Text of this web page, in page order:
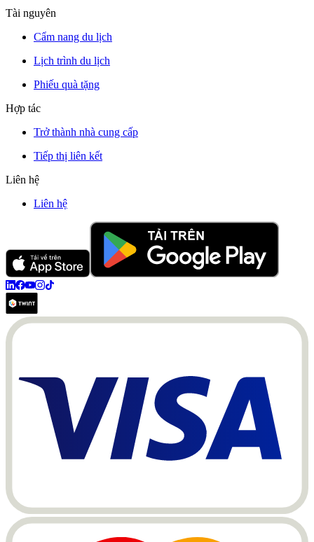
Tài nguyên
Cẩm nang du lịch
Lịch trình du lịch
Phiếu quà tặng
Hợp tác
Trở thành nhà cung cấp
Tiếp thị liên kết
Liên hệ
Liên hệ